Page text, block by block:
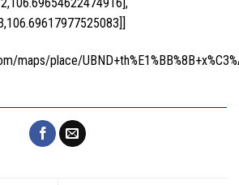
maps/place/